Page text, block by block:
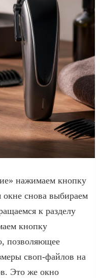
нажимаем кнопку
снова выбираем
к разделу
кнопку
позволяющее
своп-файлов на
Это же окно